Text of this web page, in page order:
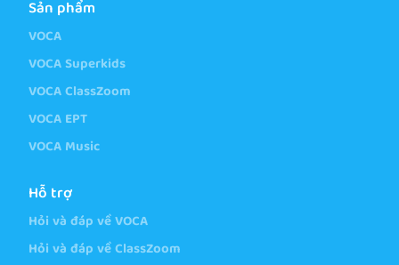
Sản phẩm
VOCA
VOCA Superkids
VOCA ClassZoom
VOCA EPT
VOCA Music
Hỗ trợ
Hỏi và đáp về VOCA
Hỏi và đáp về ClassZoom